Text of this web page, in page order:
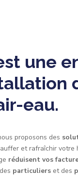
une
eau.
proposons des
et rafraîchir votre
réduisent vos
particuliers et des